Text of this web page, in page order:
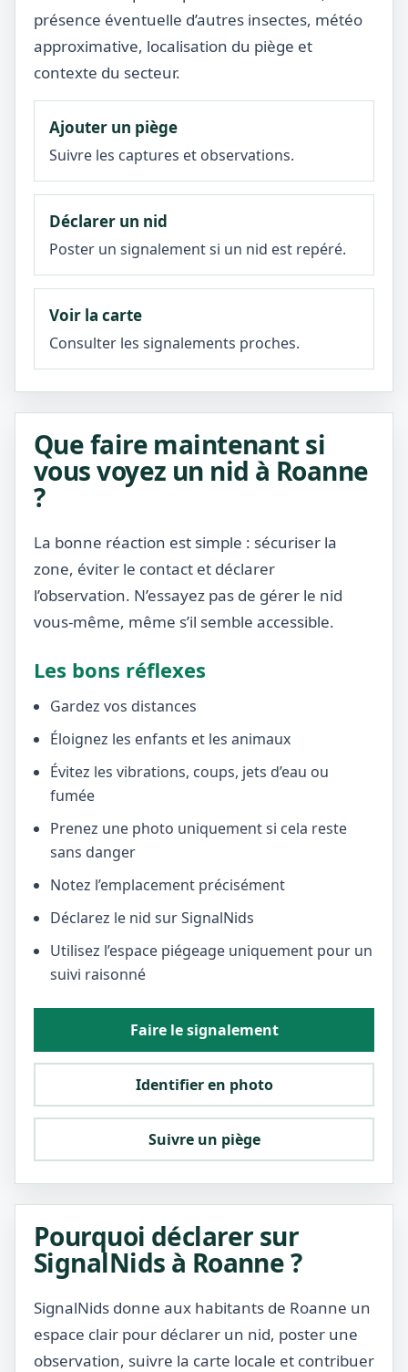
présence éventuelle d’autres insectes, météo
approximative, localisation du piège et
contexte du secteur.
Ajouter un piège
Suivre les captures et observations.
Déclarer un nid
Poster un signalement si un nid est repéré.
Voir la carte
Consulter les signalements proches.
Que faire maintenant si
vous voyez un nid à Roanne
?
La bonne réaction est simple : sécuriser la
zone, éviter le contact et déclarer
l’observation. N’essayez pas de gérer le nid
vous-même, même s’il semble accessible.
Les bons réflexes
Gardez vos distances
Éloignez les enfants et les animaux
Évitez les vibrations, coups, jets d’eau ou
fumée
Prenez une photo uniquement si cela reste
sans danger
Notez l’emplacement précisément
Déclarez le nid sur SignalNids
Utilisez l’espace piégeage uniquement pour un
suivi raisonné
Faire le signalement
Identifier en photo
Suivre un piège
Pourquoi déclarer sur
SignalNids à Roanne ?
SignalNids donne aux habitants de Roanne un
espace clair pour déclarer un nid, poster une
observation, suivre la carte locale et contribuer